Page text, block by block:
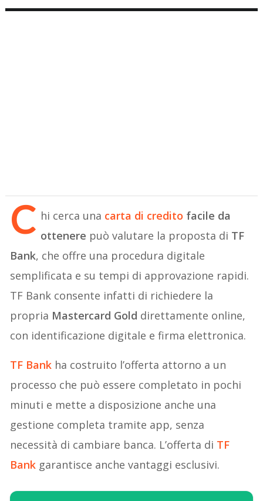
C hi cerca una carta di credito facile da
ottenere può valutare la proposta di TF
Bank, che offre una procedura digitale
semplificata e su tempi di approvazione rapidi.
TF Bank consente infatti di richiedere la
propria Mastercard Gold direttamente online,
con identificazione digitale e firma elettronica.
TF Bank ha costruito l’offerta attorno a un
processo che può essere completato in pochi
minuti e mette a disposizione anche una
gestione completa tramite app, senza
necessità di cambiare banca. L’offerta di TF
Bank garantisce anche vantaggi esclusivi.